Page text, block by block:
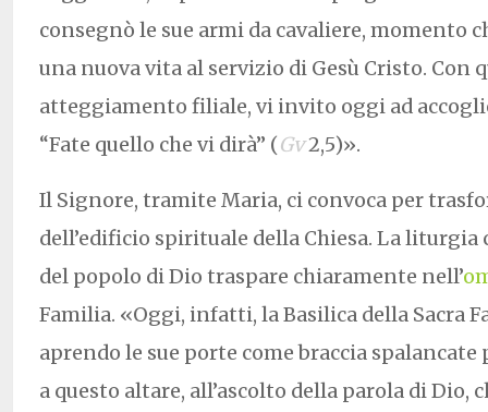
consegnò le sue armi da cavaliere, momento
una nuova vita al servizio di Gesù Cristo. Con
atteggiamento filiale, vi invito oggi ad
“Fate quello che vi dirà” (Gv2,5)».
Il Signore, tramite Maria, ci convoca per
dell’edificio spirituale della Chiesa. La liturgia
del popolo di Dio traspare chiaramente nell’
Familia. «Oggi, infatti, la Basilica della Sacra
aprendo le sue porte come braccia
a questo altare, all’ascolto della parola di Dio,